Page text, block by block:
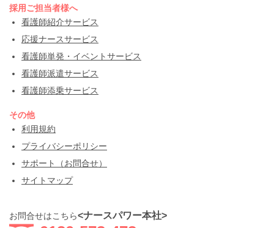
採用ご担当者様へ
看護師紹介サービス
応援ナースサービス
看護師単発・イベントサービス
看護師派遣サービス
看護師添乗サービス
その他
利用規約
プライバシーポリシー
サポート（お問合せ）
サイトマップ
お問合せはこちら<ナースパワー本社>